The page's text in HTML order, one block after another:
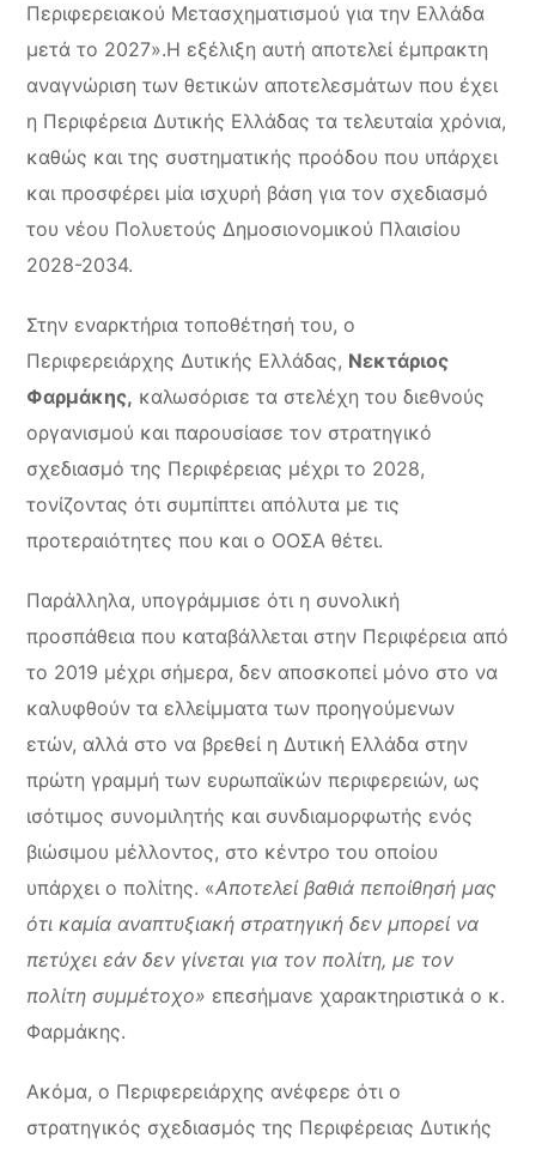
Περιφερειακού Μετασχηματισμού για την Ελλάδα
μετά το 2027».Η εξέλιξη αυτή αποτελεί έμπρακτη
αναγνώριση των θετικών αποτελεσμάτων που έχει
η Περιφέρεια Δυτικής Ελλάδας τα τελευταία χρόνια,
καθώς και της συστηματικής προόδου που υπάρχει
και προσφέρει μία ισχυρή βάση για τον σχεδιασμό
του νέου Πολυετούς Δημοσιονομικού Πλαισίου
2028-2034.
Στην εναρκτήρια τοποθέτησή του, ο
Περιφερειάρχης Δυτικής Ελλάδας, Νεκτάριος
Φαρμάκης, καλωσόρισε τα στελέχη του διεθνούς
οργανισμού και παρουσίασε τον στρατηγικό
σχεδιασμό της Περιφέρειας μέχρι το 2028,
τονίζοντας ότι συμπίπτει απόλυτα με τις
προτεραιότητες που και ο ΟΟΣΑ θέτει.
Παράλληλα, υπογράμμισε ότι η συνολική
προσπάθεια που καταβάλλεται στην Περιφέρεια από
το 2019 μέχρι σήμερα, δεν αποσκοπεί μόνο στο να
καλυφθούν τα ελλείμματα των προηγούμενων
ετών, αλλά στο να βρεθεί η Δυτική Ελλάδα στην
πρώτη γραμμή των ευρωπαϊκών περιφερειών, ως
ισότιμος συνομιλητής και συνδιαμορφωτής ενός
βιώσιμου μέλλοντος, στο κέντρο του οποίου
υπάρχει ο πολίτης. «Αποτελεί βαθιά πεποίθησή μας
ότι καμία αναπτυξιακή στρατηγική δεν μπορεί να
πετύχει εάν δεν γίνεται για τον πολίτη, με τον
πολίτη συμμέτοχο» επεσήμανε χαρακτηριστικά ο κ.
Φαρμάκης.
Ακόμα, ο Περιφερειάρχης ανέφερε ότι ο
στρατηγικός σχεδιασμός της Περιφέρειας Δυτικής